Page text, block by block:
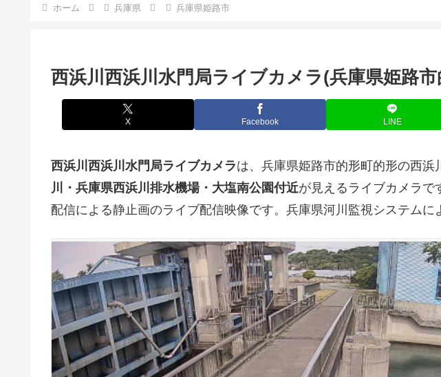
ホーム 兵庫県 兵庫県姫路市
西浜川西浜川水門局ライブカメラ(兵庫県姫路
X Facebook LINE
西浜川西浜川水門局ライブカメラは、兵庫県姫路市的形町的形の西浜
川・兵庫県西浜川排水機場・大塩南公園付近が見えるライブカメラで
配信による静止画のライブ配信映像です。兵庫県河川監視システムに